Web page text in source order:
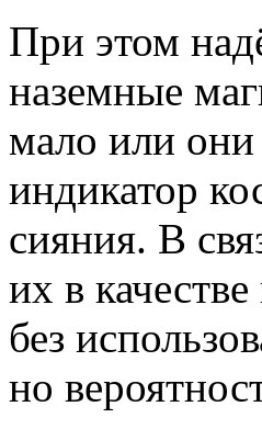
При этом
наземные
мало или
индикатор
сияния. В
их в
без
но